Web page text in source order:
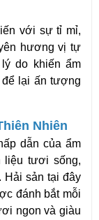
với sự tỉ mỉ,
hương vị tự
do khiến ẩm
lại ấn tượng
Nhiên
dẫn của ẩm
liệu tươi sống,
Hải sản tại đây
đánh bắt mỗi
ngon và giàu